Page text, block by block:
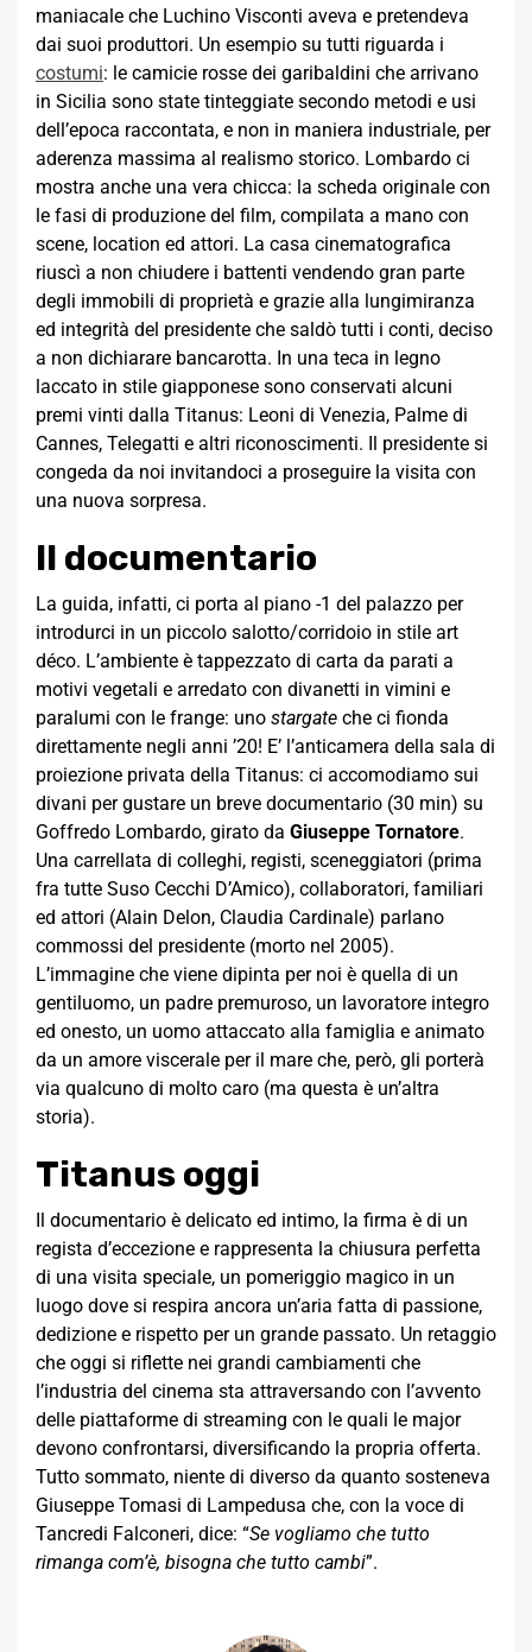
maniacale che Luchino Visconti aveva e pretendeva
dai suoi produttori. Un esempio su tutti riguarda i
costumi: le camicie rosse dei garibaldini che arrivano
in Sicilia sono state tinteggiate secondo metodi e usi
dell’epoca raccontata, e non in maniera industriale, per
aderenza massima al realismo storico. Lombardo ci
mostra anche una vera chicca: la scheda originale con
le fasi di produzione del film, compilata a mano con
scene, location ed attori. La casa cinematografica
riuscì a non chiudere i battenti vendendo gran parte
degli immobili di proprietà e grazie alla lungimiranza
ed integrità del presidente che saldò tutti i conti, deciso
a non dichiarare bancarotta. In una teca in legno
laccato in stile giapponese sono conservati alcuni
premi vinti dalla Titanus: Leoni di Venezia, Palme di
Cannes, Telegatti e altri riconoscimenti. Il presidente si
congeda da noi invitandoci a proseguire la visita con
una nuova sorpresa.
Il documentario
La guida, infatti, ci porta al piano -1 del palazzo per
introdurci in un piccolo salotto/corridoio in stile art
déco. L’ambiente è tappezzato di carta da parati a
motivi vegetali e arredato con divanetti in vimini e
paralumi con le frange: uno stargate che ci fionda
direttamente negli anni ’20! E’ l’anticamera della sala di
proiezione privata della Titanus: ci accomodiamo sui
divani per gustare un breve documentario (30 min) su
Goffredo Lombardo, girato da Giuseppe Tornatore.
Una carrellata di colleghi, registi, sceneggiatori (prima
fra tutte Suso Cecchi D’Amico), collaboratori, familiari
ed attori (Alain Delon, Claudia Cardinale) parlano
commossi del presidente (morto nel 2005).
L’immagine che viene dipinta per noi è quella di un
gentiluomo, un padre premuroso, un lavoratore integro
ed onesto, un uomo attaccato alla famiglia e animato
da un amore viscerale per il mare che, però, gli porterà
via qualcuno di molto caro (ma questa è un’altra
storia).
Titanus oggi
Il documentario è delicato ed intimo, la firma è di un
regista d’eccezione e rappresenta la chiusura perfetta
di una visita speciale, un pomeriggio magico in un
luogo dove si respira ancora un’aria fatta di passione,
dedizione e rispetto per un grande passato. Un retaggio
che oggi si riflette nei grandi cambiamenti che
l’industria del cinema sta attraversando con l’avvento
delle piattaforme di streaming con le quali le major
devono confrontarsi, diversificando la propria offerta.
Tutto sommato, niente di diverso da quanto sosteneva
Giuseppe Tomasi di Lampedusa che, con la voce di
Tancredi Falconeri, dice: “Se vogliamo che tutto
rimanga com’è, bisogna che tutto cambi”.